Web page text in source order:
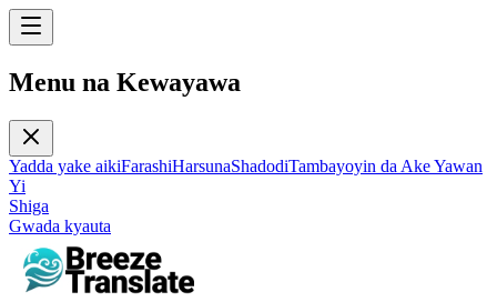
Menu na Kewayawa
Yadda yake aikiFarashiHarsunaShadodiTambayoyin da Ake Yawan
Yi
Shiga
Gwada kyauta